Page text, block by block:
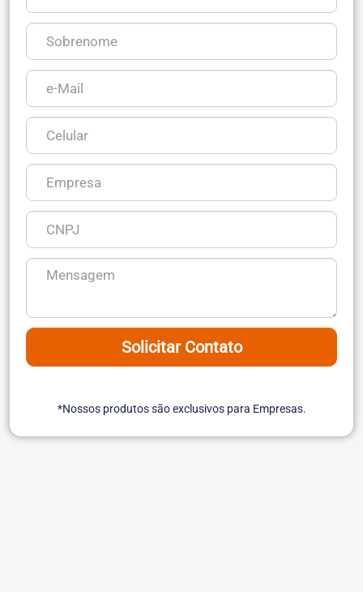
Solicitar Contato
*Nossos produtos são exclusivos para Empresas.